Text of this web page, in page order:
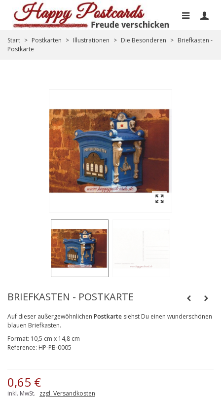
Start > Postkarten > Illustrationen > Die Besonderen > Briefkasten -
Postkarte
BRIEFKASTEN - POSTKARTE
Auf dieser außergewöhnlichen Postkarte siehst Du einen wunderschönen
blauen Briefkasten.
Format: 10,5 cm x 14,8 cm
Reference: HP-PB-0005
0,65 €
inkl. MwSt. zzgl. Versandkosten